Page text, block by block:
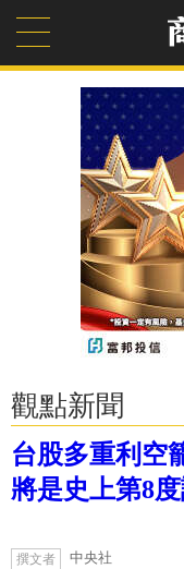
觀點新聞
台股多重利空
將是史上第8
撰文者 中央社